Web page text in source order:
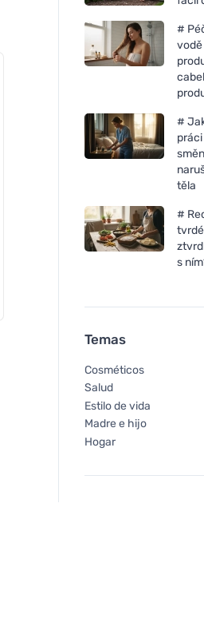
Bombus Raw protein
#
#
těla
#
s
Temas
Cosméticos
Salud
Estilo de vida
Madre e hijo
Hogar